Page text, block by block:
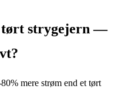
tørt strygejern —
mere strøm end et tørt